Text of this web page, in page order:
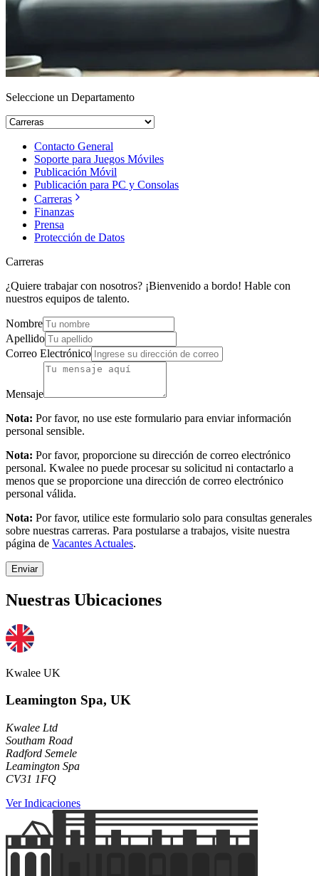
Seleccione un Departamento
Contacto General
Soporte para Juegos Móviles
Publicación Móvil
Publicación para PC y Consolas
Carreras
Finanzas
Prensa
Protección de Datos
Carreras
¿Quiere trabajar con nosotros? ¡Bienvenido a bordo! Hable con
nuestros equipos de talento.
Nombre
Apellido
Correo Electrónico
Mensaje
Nota: Por favor, no use este formulario para enviar información
personal sensible.
Nota: Por favor, proporcione su dirección de correo electrónico
personal. Kwalee no puede procesar su solicitud ni contactarlo a
menos que se proporcione una dirección de correo electrónico
personal válida.
Nota: Por favor, utilice este formulario solo para consultas generales
sobre nuestras carreras. Para postularse a trabajos, visite nuestra
página de Vacantes Actuales.
Enviar
Nuestras Ubicaciones
Kwalee UK
Leamington Spa, UK
Kwalee Ltd
Southam Road
Radford Semele
Leamington Spa
CV31 1FQ
Ver Indicaciones